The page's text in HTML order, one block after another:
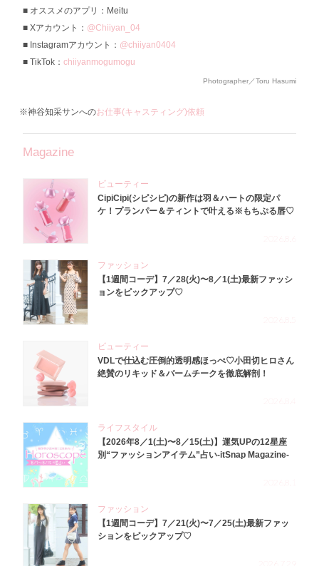
オススメのアプリ：Meitu
Xアカウント： @Chiiyan_04
Instagramアカウント： @chiiyan0404
TikTok： chiiyanmogumogu
Photographer／Toru Hasumi
※神谷知采サンへのお仕事(キャスティング)依頼
Magazine
ビューティー
CipiCipi(シピシピ)の新作は羽＆ハートの限定パ
ケ！プランパー＆ティントで叶える※もちぷる唇♡
ファッション
【1週間コーデ】7／28(火)〜8／1(土)最新ファッシ
ョンをピックアップ♡
ビューティー
VDLで仕込む圧倒的透明感ほっぺ♡小田切ヒロさん
絶賛のリキッド＆バームチークを徹底解剖！
ライフスタイル
【2026年8／1(土)〜8／15(土)】運気UPの12星座
別“ファッションアイテム”占い-itSnap Magazine-
ファッション
【1週間コーデ】7／21(火)〜7／25(土)最新ファッ
ションをピックアップ♡